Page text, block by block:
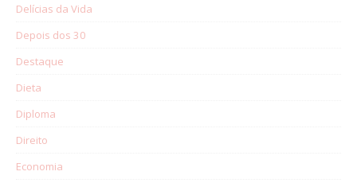
Delícias da Vida
Depois dos 30
Destaque
Dieta
Diploma
Direito
Economia